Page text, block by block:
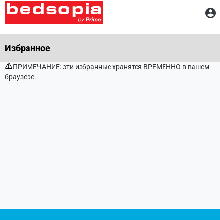
Избранное
ПРИМЕЧАНИЕ: эти избранные хранятся ВРЕМЕННО в вашем
браузере.